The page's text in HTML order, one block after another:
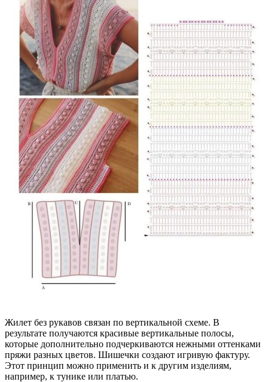
Жилет без рукавов связан по вертикальной схеме. В
результате получаются красивые вертикальные полосы,
которые дополнительно подчеркиваются нежными оттенками
пряжи разных цветов. Шишечки создают игривую фактуру.
Этот принцип можно применить и к другим изделиям,
например, к тунике или платью.